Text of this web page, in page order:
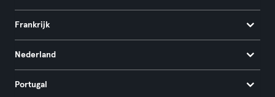
Frankrijk
Nederland
Portugal